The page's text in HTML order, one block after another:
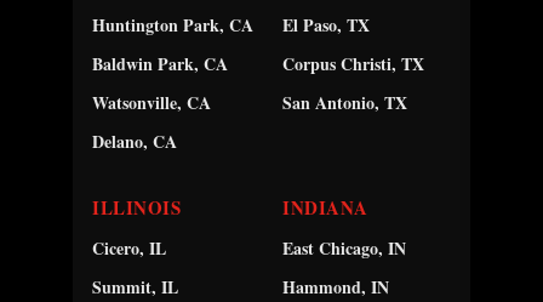
Huntington Park, CA
Baldwin Park, CA
Watsonville, CA
Delano, CA
El Paso, TX
Corpus Christi, TX
San Antonio, TX
ILLINOIS
Cicero, IL
Summit, IL
INDIANA
East Chicago, IN
Hammond, IN